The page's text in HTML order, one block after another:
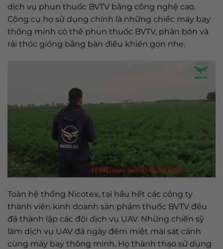
dịch vụ phun thuốc BVTV bằng công nghệ cao.
Công cụ họ sử dụng chính là những chiếc máy bay
thông minh có thể phun thuốc BVTV, phân bón và
rải thóc giống bằng bàn điều khiển gọn nhẹ.
Toàn hệ thống Nicotex, tại hầu hết các công ty
thành viên kinh doanh sản phẩm thuốc BVTV đều
đã thành lập các đội dịch vụ UAV. Những chiến sỹ
làm dịch vụ UAV đã ngày đêm miệt mài sát cánh
cùng máy bay thông minh. Họ thành thạo sử dụng